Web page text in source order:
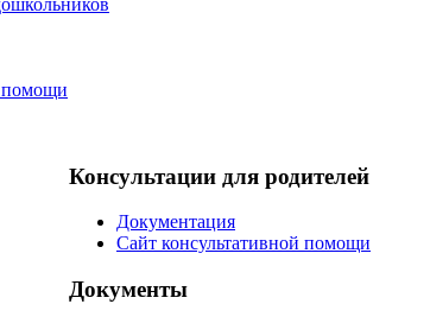
помощи
Консультации для родителей
Документация
Сайт консультативной помощи
Документы